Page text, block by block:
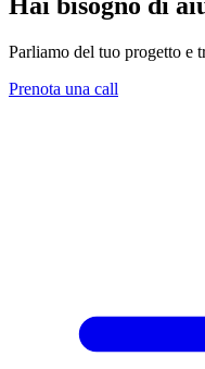
Parliamo del tuo progetto e
Prenota una call